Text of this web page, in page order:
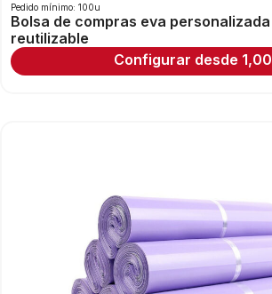
Pedido mínimo: 100u
Bolsa de compras eva personalizada
reutilizable
Configurar desde 1,00